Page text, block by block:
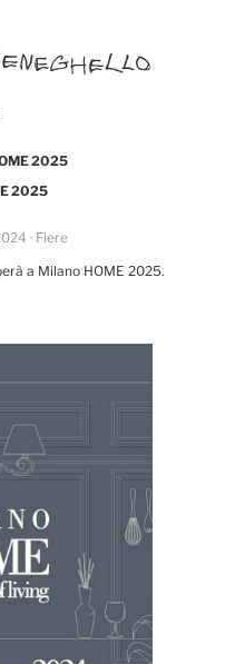
2025
2025
· Fiere
a Milano HOME 2025.